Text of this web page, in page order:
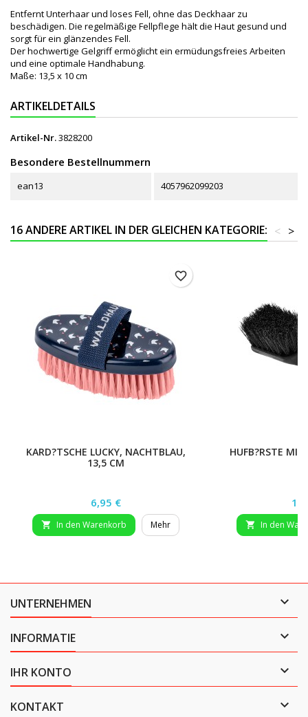
Entfernt Unterhaar und loses Fell, ohne das Deckhaar zu
beschädigen. Die regelmäßige Fellpflege hält die Haut gesund und
sorgt für ein glänzendes Fell.
Der hochwertige Gelgriff ermöglicht ein ermüdungsfreies Arbeiten
und eine optimale Handhabung.
Maße: 13,5 x 10 cm
ARTIKELDETAILS
Artikel-Nr.3828200
Besondere Bestellnummern
ean13 4057962099203
16 ANDERE ARTIKEL IN DER GLEICHEN KATEGORIE: >
<
KARD?TSCHE LUCKY, NACHTBLAU,
13,5 CM
Preis
6,95 €
 In den Warenkorb Mehr
favorite_border
HUFB?RSTE MIT
 In den
UNTERNEHMEN 
INFORMATIE 
IHR KONTO 
KONTAKT 